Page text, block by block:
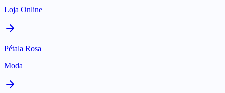
Loja Online
Pétala Rosa
Moda